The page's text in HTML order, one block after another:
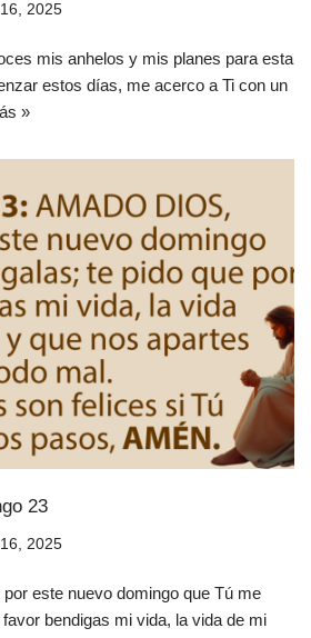
2025
mis anhelos y mis planes para esta
estos días, me acerco a Ti con un
»
23
2025
este nuevo domingo que Tú me
bendigas mi vida, la vida de mi